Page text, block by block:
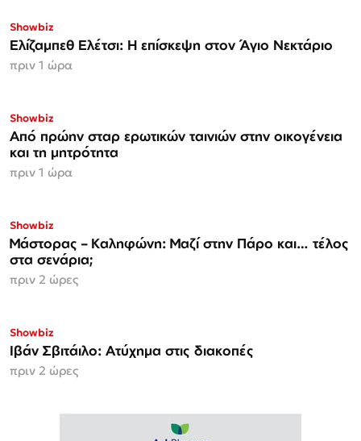
Showbiz
Ελίζαμπεθ Ελέτσι: Η επίσκεψη στον Άγιο Νεκτάριο
πριν 1 ώρα
Showbiz
Από πρώην σταρ ερωτικών ταινιών στην οικογένεια
και τη μητρότητα
πριν 1 ώρα
Showbiz
Μάστορας – Καληφώνη: Μαζί στην Πάρο και… τέλος
στα σενάρια;
πριν 2 ώρες
Showbiz
Ιβάν Σβιτάιλο: Ατύχημα στις διακοπές
πριν 2 ώρες